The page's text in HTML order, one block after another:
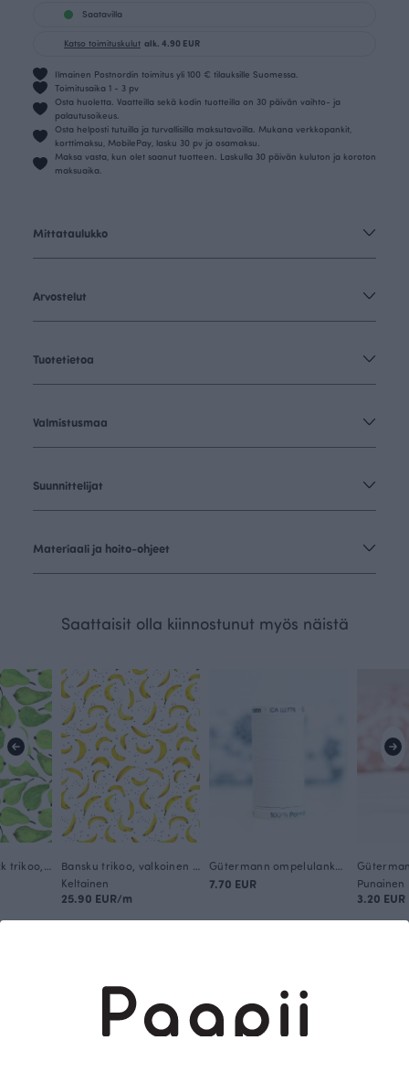
Saatavilla
Katso toimituskulut alk. 4.90 EUR
Ilmainen Postnordin toimitus yli 100 € tilauksille Suomessa.
Toimitusaika 1 - 3 pv
Osta huoletta. Vaatteilla sekä kodin tuotteilla on 30 päivän vaihto- ja
palautusoikeus.
Osta helposti tutuilla ja turvallisilla maksutavoilla. Mukana verkkopankit,
korttimaksu, MobilePay, lasku 30 pv ja osamaksu.
Maksa vasta, kun olet saanut tuotteen. Laskulla 30 päivän kuluton ja koroton
maksuaika.
Mittataulukko
Arvostelut
Tuotetietoa
Valmistusmaa
Suunnittelijat
Materiaali ja hoito-ohjeet
Saattaisit olla kiinnostunut myös näistä
Keltainen
25.90 EUR/m
7.70 EUR Punainen
3.20 EUR